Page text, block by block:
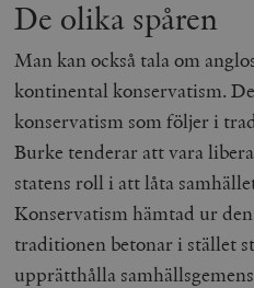
De olika spåren
Man kan också tala om
kontinental konservatism.
konservatism som följer i
Burke tenderar att vara
statens roll i att låta
Konservatism hämtad ur
traditionen betonar i stället
upprätthålla